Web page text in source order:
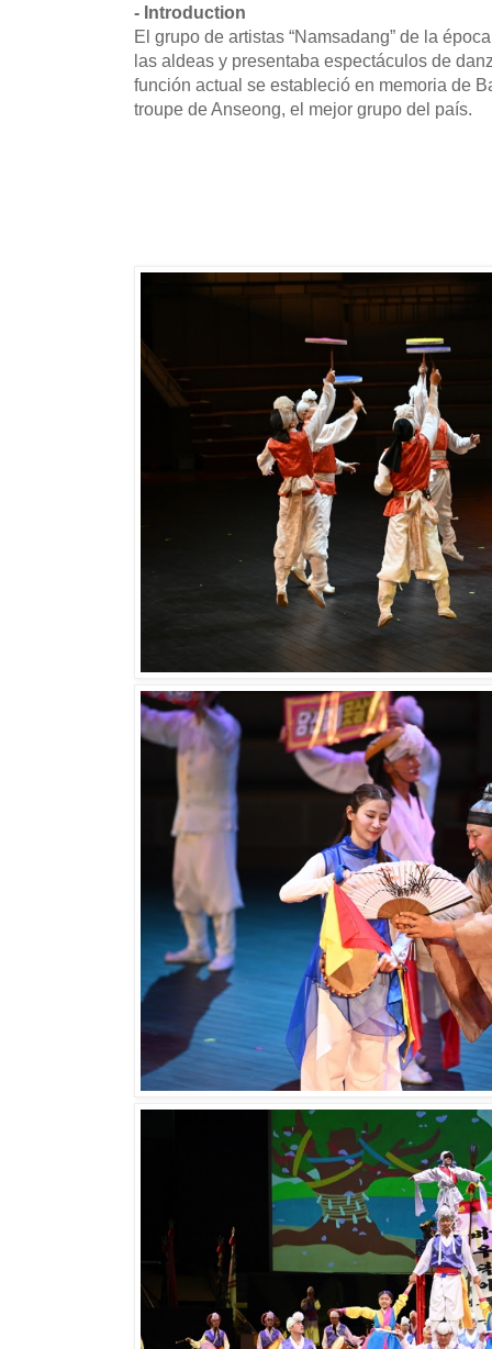
- Introduction
El grupo de artistas “Namsadang” de la
las aldeas y presentaba espectáculos de
función actual se estableció en memoria de
troupe de Anseong, el mejor grupo del país.